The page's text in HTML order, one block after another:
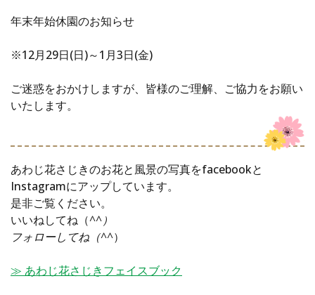
年末年始休園のお知らせ
※12月29日(日)～1月3日(金)
ご迷惑をおかけしますが、皆様のご理解、ご協力をお願い
いたします。
あわじ花さじきのお花と風景の写真をfacebookと
Instagramにアップしています。
是非ご覧ください。
いいねしてね（^^）
フォローしてね（^^）
≫ あわじ花さじきフェイスブック